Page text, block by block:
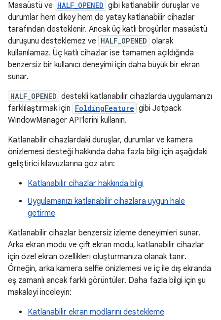
Masaüstü ve HALF_OPENED gibi katlanabilir duruşlar ve
durumlar hem dikey hem de yatay katlanabilir cihazlar
tarafından desteklenir. Ancak üç katlı broşürler masaüstü
duruşunu desteklemez ve HALF_OPENED olarak
kullanılamaz. Üç katlı cihazlar ise tamamen açıldığında
benzersiz bir kullanıcı deneyimi için daha büyük bir ekran
sunar.
HALF_OPENED destekli katlanabilir cihazlarda uygulamanızı
farklılaştırmak için FoldingFeature gibi Jetpack
WindowManager API'lerini kullanın.
Katlanabilir cihazlardaki duruşlar, durumlar ve kamera
önizlemesi desteği hakkında daha fazla bilgi için aşağıdaki
geliştirici kılavuzlarına göz atın:
Katlanabilir cihazlar hakkında bilgi
Uygulamanızı katlanabilir cihazlara uygun hale
getirme
Katlanabilir cihazlar benzersiz izleme deneyimleri sunar.
Arka ekran modu ve çift ekran modu, katlanabilir cihazlar
için özel ekran özellikleri oluşturmanıza olanak tanır.
Örneğin, arka kamera selfie önizlemesi ve iç ile dış ekranda
eş zamanlı ancak farklı görüntüler. Daha fazla bilgi için şu
makaleyi inceleyin:
Katlanabilir ekran modlarını destekleme